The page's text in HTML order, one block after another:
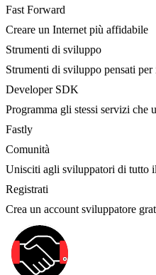
Fast Forward
Creare un Internet più affidabile
Strumenti di sviluppo
Strumenti di sviluppo pensati
Developer SDK
Programma gli stessi servizi che
Fastly
Comunità
Unisciti agli sviluppatori di tutto
Registrati
Crea un account sviluppatore